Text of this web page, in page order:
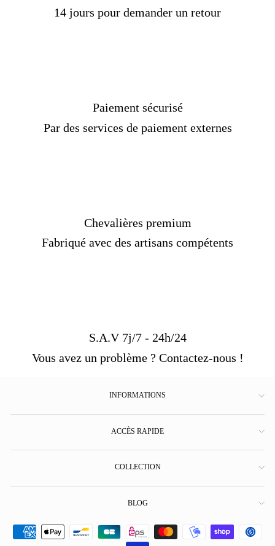
14 jours pour demander un retour
Paiement sécurisé
Par des services de paiement externes
Chevalières premium
Fabriqué avec des artisans compétents
S.A.V 7j/7 - 24h/24
Vous avez un problème ? Contactez-nous !
INFORMATIONS
ACCÈS RAPIDE
COLLECTION
BLOG